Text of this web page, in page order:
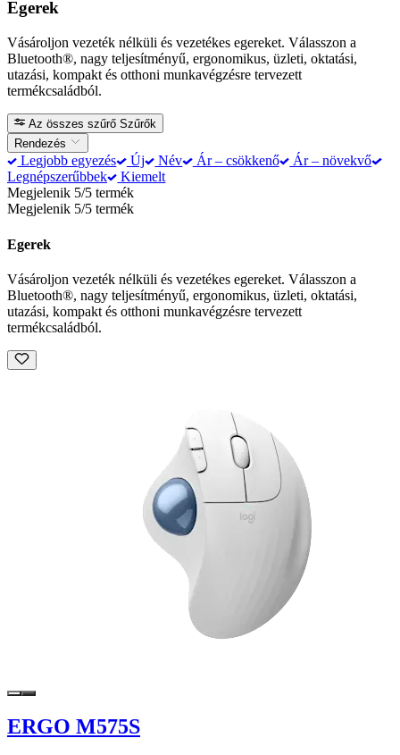
Egerek
Vásároljon vezeték nélküli és vezetékes egereket. Válasszon a
Bluetooth®, nagy teljesítményű, ergonomikus, üzleti, oktatási,
utazási, kompakt és otthoni munkavégzésre tervezett
termékcsaládból.
Az összes szűrő Szűrők
Rendezés
Legjobb egyezés Új Név Ár – csökkenő
Ár – növekvő
Legnépszerűbbek
Kiemelt
Megjelenik 5/5 termék
Megjelenik 5/5 termék
Egerek
Vásároljon vezeték nélküli és vezetékes egereket. Válasszon a
Bluetooth®, nagy teljesítményű, ergonomikus, üzleti, oktatási,
utazási, kompakt és otthoni munkavégzésre tervezett
termékcsaládból.
ERGO M575S